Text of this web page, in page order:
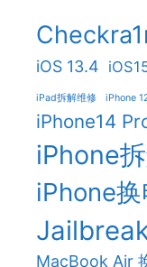
iOS 13.4
iPad拆解维修 iPhone
iPhone14
iPhone
iPhone
MacBook Air